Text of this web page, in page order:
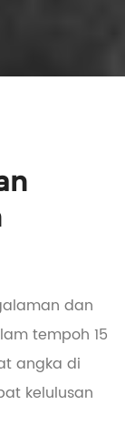
dan
tempoh 15
angka di
kelulusan